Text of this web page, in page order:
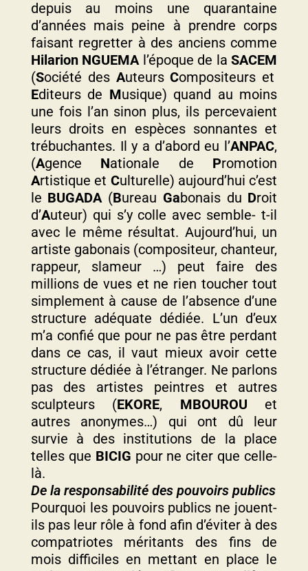
depuis au moins une quarantaine
d’années mais peine à prendre corps
faisant regretter à des anciens comme
Hilarion NGUEMAl’époque de laSACEM
(Société des AuteursCompositeurs et
Editeurs de Musique) quand au moins
une fois l’an sinon plus, ils percevaient
leurs droits en espèces sonnantes et
trébuchantes. Il y a d’abord eu l’ANPAC,
(Agence Nationale de Promotion
Artistique et Culturelle) aujourd’hui c’est
le BUGADA(Bureau Gabonais du Droit
d’Auteur) qui s’y colle avec semble- t-il
avec le même résultat. Aujourd’hui, un
artiste gabonais (compositeur, chanteur,
rappeur, slameur …) peut faire des
millions de vues et ne rien toucher tout
simplement à cause de l’absence d’une
structure adéquate dédiée. L’un d’eux
m’a confié que pour ne pas être perdant
dans ce cas, il vaut mieux avoir cette
structure dédiée à l’étranger. Ne parlons
pas des artistes peintres et autres
sculpteurs (EKORE, MBOUROU et
autres anonymes…) qui ont dû leur
survie à des institutions de la place
telles que BICIG pour ne citer que celle-
là.
De la responsabilité des pouvoirs publics
Pourquoi les pouvoirs publics ne jouent-
ils pas leur rôle à fond afin d’éviter à des
compatriotes méritants des fins de
mois difficiles en mettant en place le